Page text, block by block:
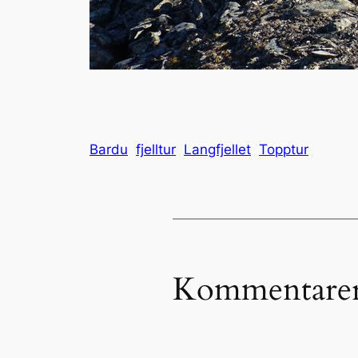
Bardu fjelltur Langfjellet Topptur